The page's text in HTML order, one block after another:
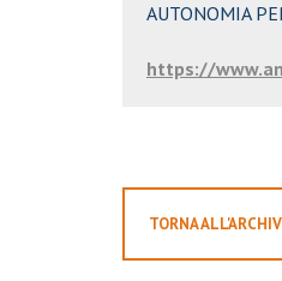
AUTONOMIA
https://
TORNA